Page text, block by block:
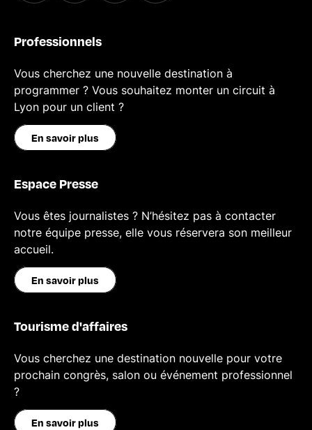
Professionnels
Vous cherchez une nouvelle destination à
programmer ? Vous souhaitez monter un circuit à
Lyon pour un client ?
En savoir plus
Espace Presse
Vous êtes journalistes ? N’hésitez pas à contacter
notre équipe presse, elle vous réservera son meilleur
accueil.
En savoir plus
Tourisme d'affaires
Vous cherchez une destination nouvelle pour votre
prochain congrès, salon ou événement professionnel
?
En savoir plus